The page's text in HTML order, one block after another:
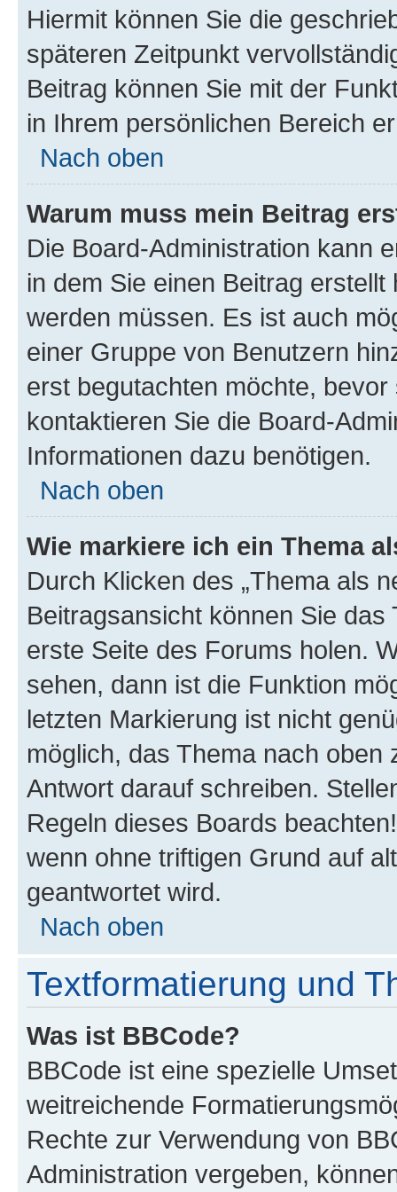
Hiermit können Sie die
späteren Zeitpunkt
Beitrag können Sie mit der
in Ihrem persönlichen Bereich
Nach oben
Warum muss mein Beitrag
Die Board-Administration kann
in dem Sie einen Beitrag
werden müssen. Es ist auch
einer Gruppe von Benutzern
erst begutachten möchte,
kontaktieren Sie die Board-
Informationen dazu benötigen.
Nach oben
Wie markiere ich ein Thema
Durch Klicken des „Thema als
Beitragsansicht können Sie
erste Seite des Forums holen.
sehen, dann ist die Funktion
letzten Markierung ist nicht
möglich, das Thema nach oben
Antwort darauf schreiben.
Regeln dieses Boards
wenn ohne triftigen Grund auf
geantwortet wird.
Nach oben
Textformatierung und
Was ist BBCode?
BBCode ist eine spezielle
weitreichende
Rechte zur Verwendung von
Administration vergeben,